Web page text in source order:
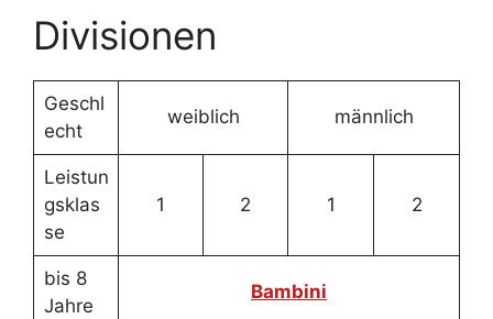
Divisionen
Geschl
echt
weiblich männlich
Leistun
gsklas
se
1 2 1 2
bis 8
Jahre
Bambini